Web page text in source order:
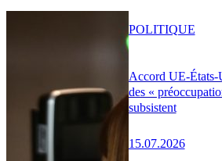
Accord UE-États-
des «
subsistent
15.07.2026
POLITIQUE